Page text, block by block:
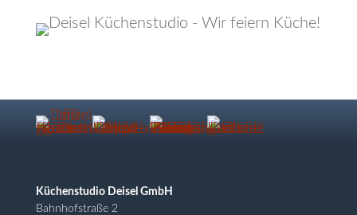
Küchenstudio Deisel GmbH
Bahnhofstraße 2